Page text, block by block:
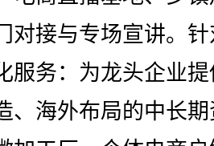
对接与专场宣讲。
服务：为龙头企业
、海外布局的中长